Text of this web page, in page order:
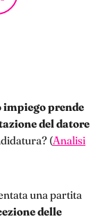
impiego prende
del datore
(Analisi
una partita
delle